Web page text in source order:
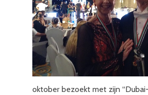
oktober bezoekt met zijn